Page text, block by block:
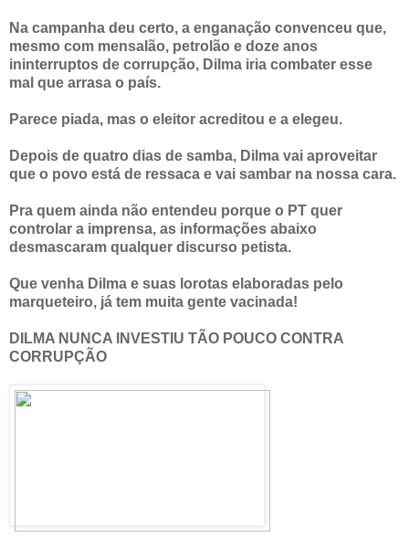
Na campanha deu certo, a enganação convenceu que,
mesmo com mensalão, petrolão e doze anos
ininterruptos de corrupção, Dilma iria combater esse
mal que arrasa o país.
Parece piada, mas o eleitor acreditou e a elegeu.
Depois de quatro dias de samba, Dilma vai aproveitar
que o povo está de ressaca e vai sambar na nossa cara.
Pra quem ainda não entendeu porque o PT quer
controlar a imprensa, as informações abaixo
desmascaram qualquer discurso petista.
Que venha Dilma e suas lorotas elaboradas pelo
marqueteiro, já tem muita gente vacinada!
DILMA NUNCA INVESTIU TÃO POUCO CONTRA
CORRUPÇÃO